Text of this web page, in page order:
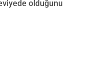
olduğunu